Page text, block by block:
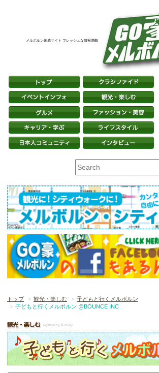
メルボルン体感サイト フレッシュな情報満載
トップ 観光・楽しむ
子どもと行くメルボルン
子どもと行くメルボルン @BOUNCE INC